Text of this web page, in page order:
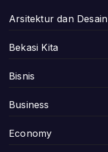
Arsitektur dan Desain
Bekasi Kita
Bisnis
Business
Economy